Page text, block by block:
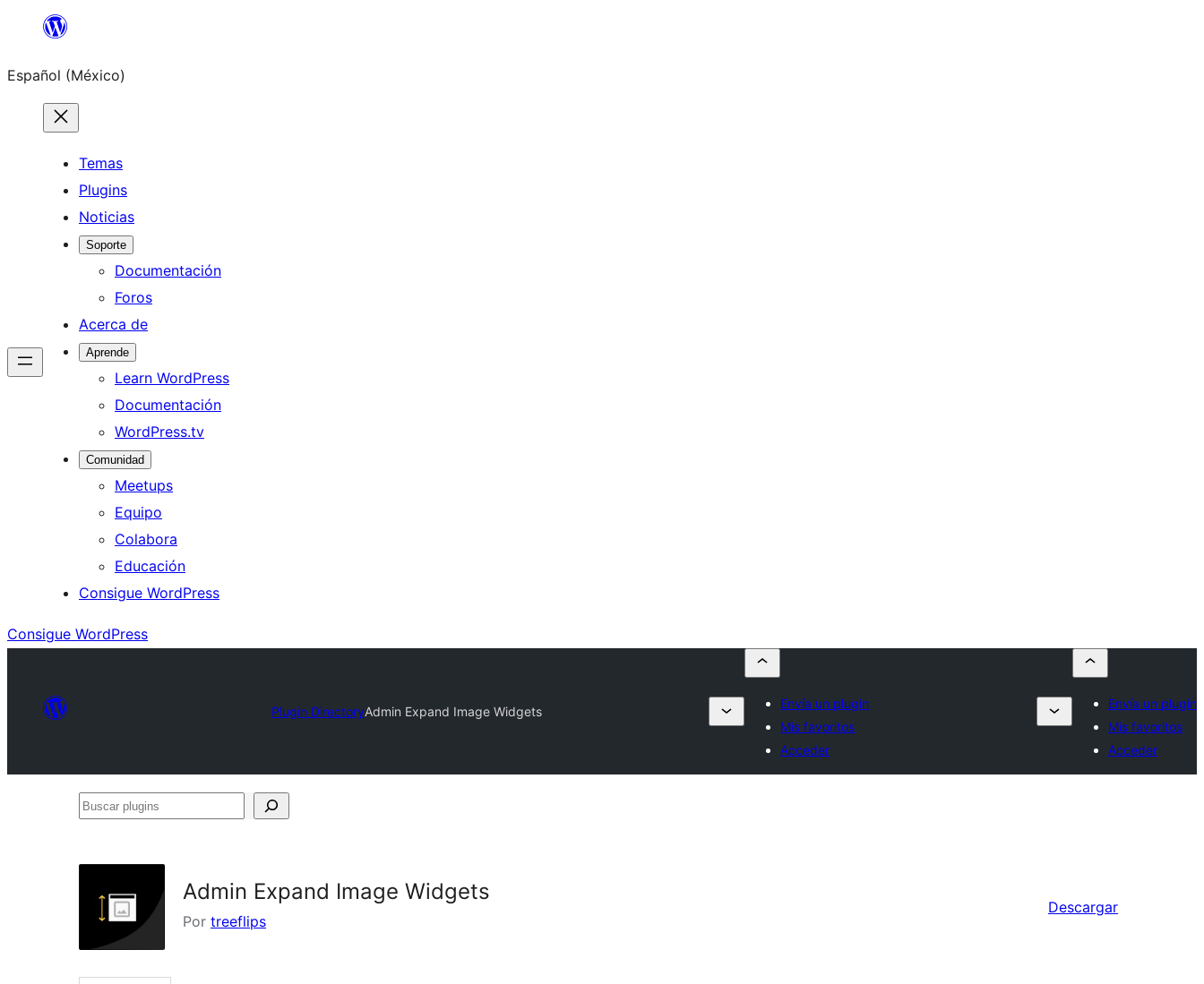
Saltar
contenido
Español (México)
Temas
Plugins
Noticias
Soporte
Documentación
Foros
Acerca de
Aprende
Learn WordPress
Documentación
WordPress.tv
Comunidad
Meetups
Equipo
Colabora
Educación
Consigue WordPress
Consigue WordPress
Plugin DirectoryAdmin Expand Image Widgets
Envía un plugin
Mis favoritos
Acceder
Envía un plugin
Mis favoritos
Acceder
Buscar
Admin Expand Image Widgets
Por treeflips
Descargar